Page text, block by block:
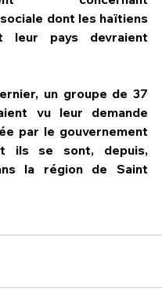
sociale dont les haïtiens
leur pays devraient
un groupe de 37
vu leur demande
par le gouvernement
ils se sont, depuis,
la région de Saint